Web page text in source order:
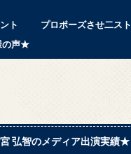
ト
プロポーズさせ二スト
の声★
弘智のメディア出演実績★